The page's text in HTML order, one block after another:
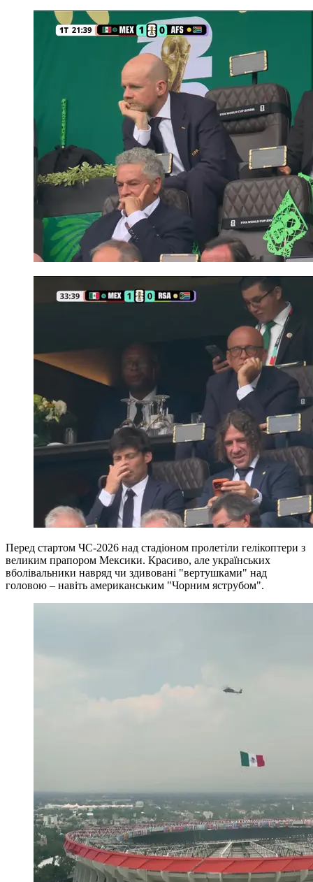
Перед стартом ЧС-2026 над стадіоном пролетіли гелікоптери з
великим прапором Мексики. Красиво, але українських
вболівальники навряд чи здивовані "вертушками" над
головою – навіть американським "Чорним яструбом".